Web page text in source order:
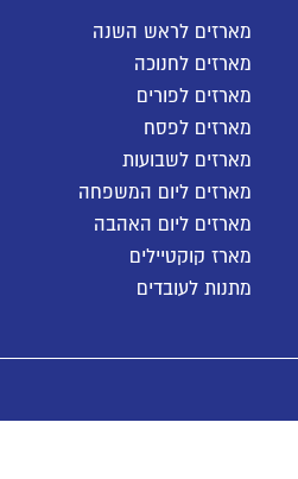
מארזים לראש השנה
מארזים לחנוכה
מארזים לפורים
מארזים לפסח
מארזים לשבועות
מארזים ליום המשפחה
מארזים ליום האהבה
מארז קוקטיילים
מתנות לעובדים